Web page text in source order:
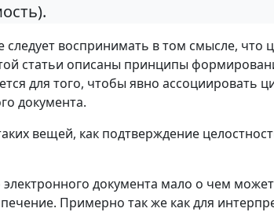
следует воспринимать в том смысле, что
статьи описаны принципы
для того, чтобы явно ассоциировать
документа.
вещей, как подтверждение
документа мало о чем
Примерно так же как для